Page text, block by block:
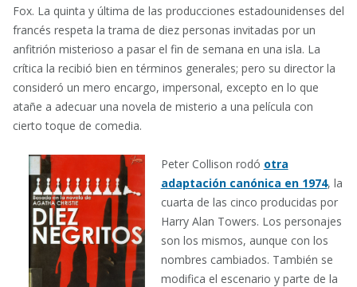
Fox. La quinta y última de las producciones estadounidenses del
francés respeta la trama de diez personas invitadas por un
anfitrión misterioso a pasar el fin de semana en una isla. La
crítica la recibió bien en términos generales; pero su director la
consideró un mero encargo, impersonal, excepto en lo que
atañe a adecuar una novela de misterio a una película con
cierto toque de comedia.
Peter Collison rodó otra
adaptación canónica en 1974, la
cuarta de las cinco producidas por
Harry Alan Towers. Los personajes
son los mismos, aunque con los
nombres cambiados. También se
modifica el escenario y parte de la